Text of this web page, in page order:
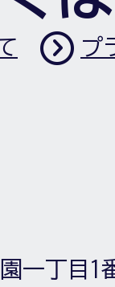
プ
一丁目1